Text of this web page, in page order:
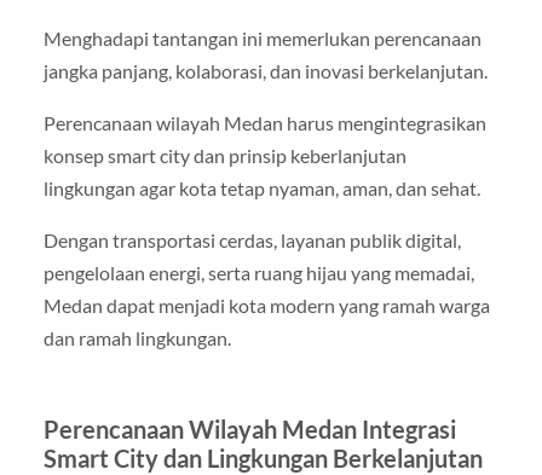
Menghadapi tantangan ini memerlukan perencanaan
jangka panjang, kolaborasi, dan inovasi berkelanjutan.
Perencanaan wilayah Medan harus mengintegrasikan
konsep smart city dan prinsip keberlanjutan
lingkungan agar kota tetap nyaman, aman, dan sehat.
Dengan transportasi cerdas, layanan publik digital,
pengelolaan energi, serta ruang hijau yang memadai,
Medan dapat menjadi kota modern yang ramah warga
dan ramah lingkungan.
Perencanaan Wilayah Medan Integrasi
Smart City dan Lingkungan Berkelanjutan